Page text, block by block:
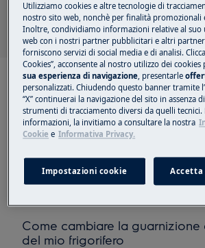
Articoli
door
Come cambiare la
del mio frigorifero
Utilizziamo cookies e altre tecnologie di
nostro sito web, nonchè per finalità promozionali
Inoltre, condividiamo informazioni relative al suo
web con i nostri partner pubblicitari e altri
forniscono servizi di social media e di analisi.
Cookies”, acconsente al nostro utilizzo dei
sua esperienza di navigazione, presentarle
personalizzati. Chiudendo questo banner tramite
“X” continuerai la navigazione del sito in assenza
strumenti di tracciamento diversi da quelli
informazioni, la invitiamo a consultare la nostra
Cookie e Informativa Privacy.
Impostazioni cookie